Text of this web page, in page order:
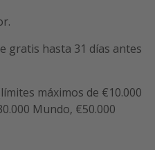
gratis hasta 31 días antes
máximos de €10.000
Mundo, €50.000